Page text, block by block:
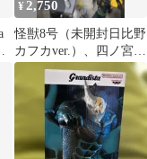
¥ 2,750
怪獣8号（未開封日比野
カフカver.）、四ノ宮キ
コル、鳴海弦 3点セッ
ト